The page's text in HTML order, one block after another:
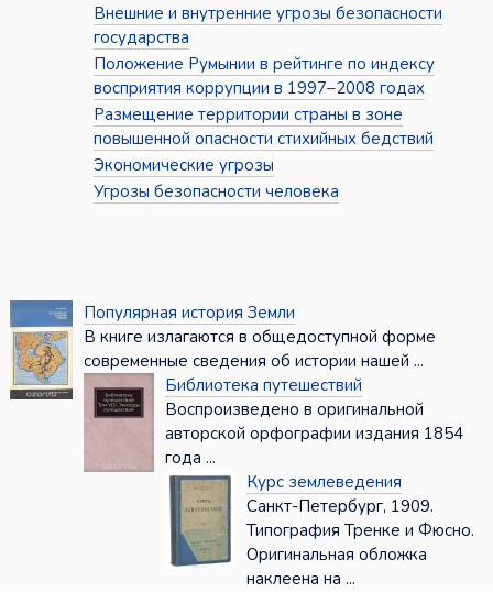
Внешние и внутренние угрозы безопасности
государства
Положение Румынии в рейтинге по индексу
восприятия коррупции в 1997–2008 годах
Размещение территории страны в зоне
повышенной опасности стихийных бедствий
Экономические угрозы
Угрозы безопасности человека
Популярная история Земли
В книге излагаются в общедоступной форме
современные сведения об истории нашей ...
Библиотека путешествий
Воспроизведено в оригинальной
авторской орфографии издания 1854
года ...
Курс землеведения
Санкт-Петербург, 1909.
Типография Тренке и Фюсно.
Оригинальная обложка
наклеена на ...